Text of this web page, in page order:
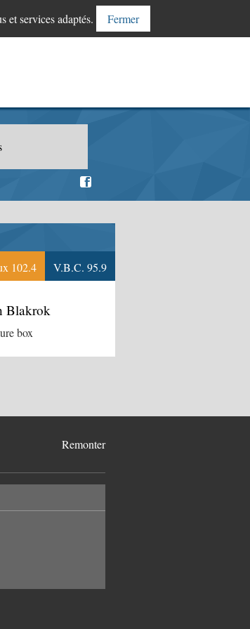
et services adaptés. Fermer
102.4 V.B.C. 95.9
Blakrok
box
Remonter